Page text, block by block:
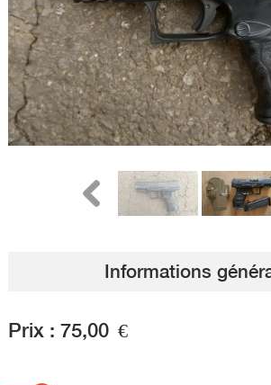
Informations
Prix : 75,00 €